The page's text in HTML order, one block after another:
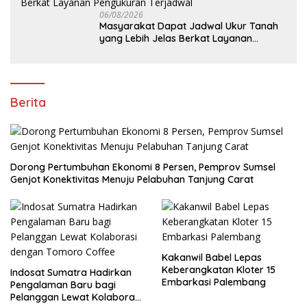
06/08/2026
Masyarakat Dapat Jadwal Ukur Tanah
yang Lebih Jelas Berkat Layanan
Berita
Dorong Pertumbuhan Ekonomi 8 Persen, Pemprov Sumsel
Genjot Konektivitas Menuju Pelabuhan Tanjung Carat
Indosat Sumatra Hadirkan
Pengalaman Baru bagi
Pelanggan Lewat Kolaborasi
Kakanwil Babel Lepas
Keberangkatan Kloter 15
Embarkasi Palembang